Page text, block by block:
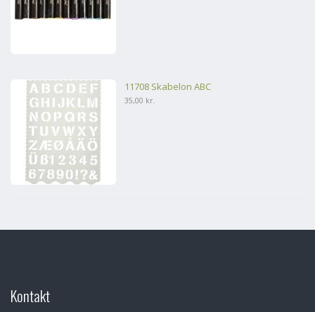
11708 Skabelon ABC
35,00 kr.
Kontakt